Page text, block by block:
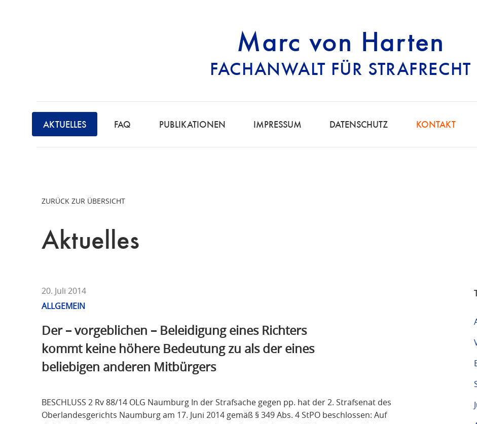
Marc von Harten
FACHANWALT FÜR STRAFRECHT
STRAFRECHT | RECHTSANWALT
F
C
H
Ü
AKTUELLES FAQ PUBLIKATIONEN IMPRESSUM DATENSCHUTZ KONTAKT
ZURÜCK ZUR ÜBERSICHT
Aktuelles
20. Juli 2014
ALLGEMEIN
Der – vorgeblichen – Beleidigung eines Richters
kommt keine höhere Bedeutung zu als der eines
beliebigen anderen Mitbürgers
BESCHLUSS 2 Rv 88/14 OLG Naumburg In der Strafsache gegen pp. hat der 2. Strafsenat des
Oberlandesgerichts Naumburg am 17. Juni 2014 gemäß § 349 Abs. 4 StPO beschlossen: Auf